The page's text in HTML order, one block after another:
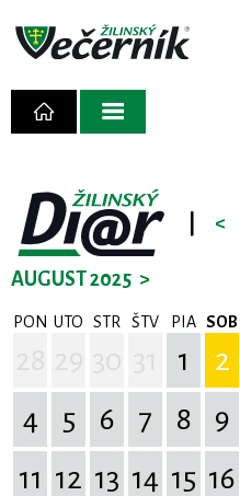
<
AUGUST 2025 >
PON UTO STR ŠTV PIA SOB
1 2
4
5 6 7 8 9
11 12 13 14 15 16